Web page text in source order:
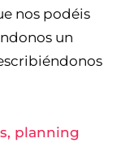
nos podéis
un
planning